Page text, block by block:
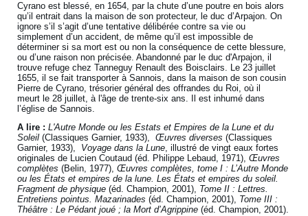
Cyrano est blessé, en 1654, par la chute d’une poutre en bois alors
qu’il entrait dans la maison de son protecteur, le duc d’Arpajon. On
ignore s’il s’agit d’une tentative délibérée contre sa vie ou
simplement d’un accident, de même qu’il est impossible de
déterminer si sa mort est ou non la conséquence de cette blessure,
ou d’une raison non précisée. Abandonné par le duc d'Arpajon, il
trouve refuge chez Tanneguy Renault des Boisclairs. Le 23 juillet
1655, il se fait transporter à Sannois, dans la maison de son cousin
Pierre de Cyrano, trésorier général des offrandes du Roi, où il
meurt le 28 juillet, à l'âge de trente-six ans. Il est inhumé dans
l’église de Sannois.
A lire : L'Autre Monde ou les Estats et Empires de la Lune et du
Soleil (Classiques Garnier, 1933),Œuvres diverses (Classiques
Garnier, 1933), Voyage dans la Lune, illustré de vingt eaux fortes
originales de Lucien Coutaud (éd. Philippe Lebaud, 1971),Œuvres
complètes (Belin, 1977),Œuvres complètes, tome I : L’Autre Monde
ou les États et empires de la lune. Les États et empires du soleil.
Fragment de physique (éd. Champion, 2001), Tome II : Lettres.
Entretiens pointus. Mazarinades (éd. Champion, 2001), Tome III :
Théâtre : Le Pédant joué ; la Mort d’Agrippine (éd. Champion, 2001).